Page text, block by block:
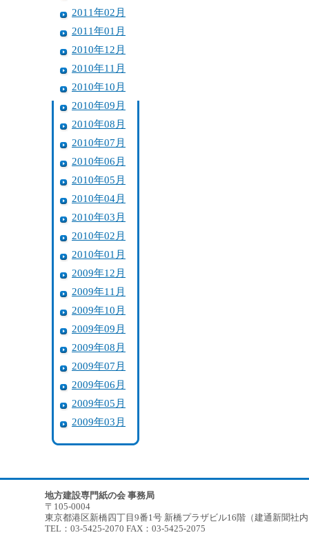
2011年02月
2011年01月
2010年12月
2010年11月
2010年10月
2010年09月
2010年08月
2010年07月
2010年06月
2010年05月
2010年04月
2010年03月
2010年02月
2010年01月
2009年12月
2009年11月
2009年10月
2009年09月
2009年08月
2009年07月
2009年06月
2009年05月
2009年03月
地方建設専門紙の会 事務局
〒105-0004
東京都港区新橋四丁目9番1号 新橋プラザビル16階（建通新聞社
TEL：03-5425-2070 FAX：03-5425-2075